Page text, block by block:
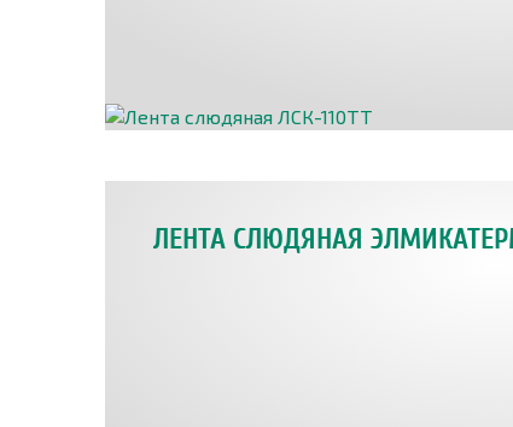
ЛЕНТА СЛЮДЯНАЯ